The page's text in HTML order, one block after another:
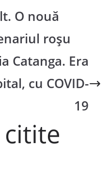
O nouă
roșu
Catanga. Era
cu COVID-
19